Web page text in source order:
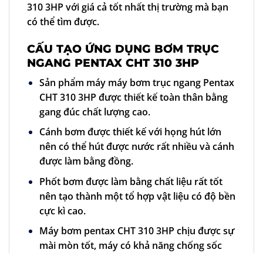
310 3HP với giá cả tốt nhất thị trường mà bạn
có thể tìm được.
CẤU TẠO ỨNG DỤNG BƠM TRỤC
NGANG PENTAX CHT 310 3HP
Sản phẩm máy máy bơm trục ngangPentax
CHT 310 3HP được thiết kế toàn thân bằng
gang đúc chất lượng cao.
Cánh bơm được thiết kế với họng hút lớn
nên có thể hút được nước rất nhiều và cánh
được làm bằng đồng.
Phốt bơm được làm bằng chất liệu rất tốt
nên tạo thành một tổ hợp vật liệu có độ bền
cực kì cao.
Máy bơm pentax CHT 310 3HP chịu được sự
mài mòn tốt, máy có khả năng chống sốc